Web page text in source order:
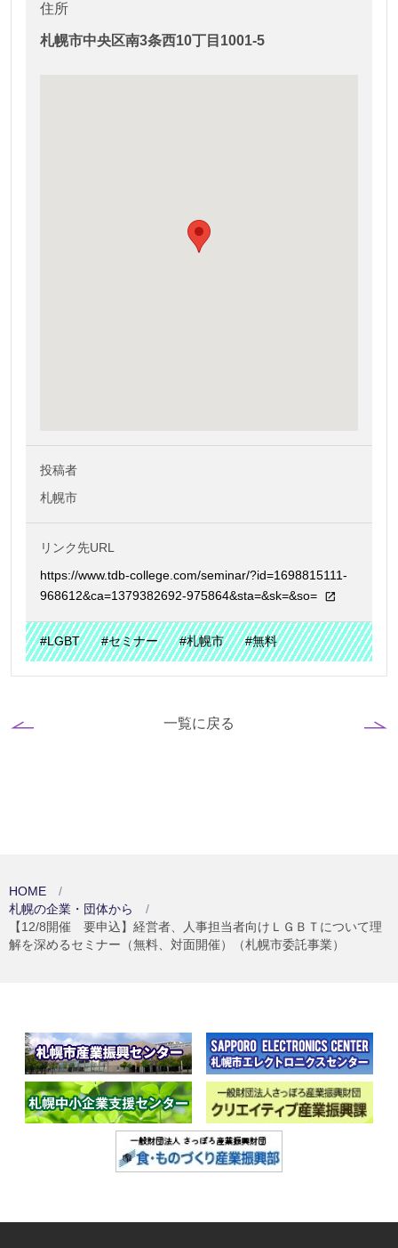
住所
札幌市中央区南3条西10丁目1001-5
投稿者
札幌市
リンク先URL
https://www.tdb-college.com/seminar/?id=1698815111-
968612&ca=1379382692-975864&sta=&sk=&so=
#LGBT #セミナー #札幌市 #無料
一覧に戻る
HOME
札幌の企業・団体から
【12/8開催 要申込】経営者、人事担当者向けＬＧＢＴについて理
解を深めるセミナー（無料、対面開催）（札幌市委託事業）